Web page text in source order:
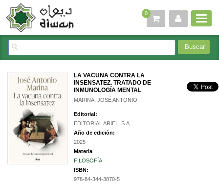
0
LA VACUNA CONTRA LA
INSENSATEZ. TRATADO DE
INMUNOLOGÍA MENTAL
MARINA, JOSÉ ANTONIO
Editorial:
EDITORIAL ARIEL, S.A.
Año de edición:
2025
Materia
FILOSOFÍA
ISBN:
978-84-344-3870-5